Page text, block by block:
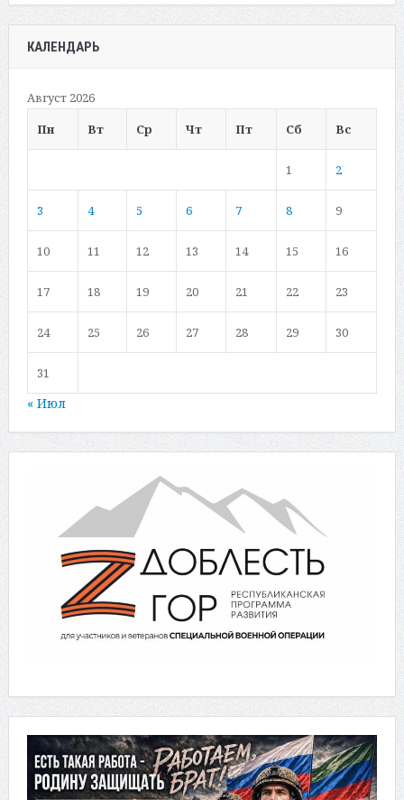
КАЛЕНДАРЬ
Август 2026
Пн
Вт Ср Чт Пт Сб Вс
1 2
3 4 5 6 7 8 9
10 11 12 13 14 15 16
17 18 19 20 21 22 23
24 25 26 27 28 29 30
31
« Июл